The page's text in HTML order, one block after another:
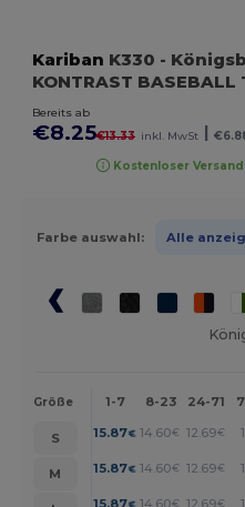
Kariban K330 -
KONTRAST BASEBALL
Bereits ab
€8.25€13.33 inkl. MwSt |
Kostenloser
Farbe auswahl: Alle
Größe 1-7 8-23 24-71
S 15.87€ 14.60€ 12.69€
M
15.87€ 14.60€ 12.69€
€ € €